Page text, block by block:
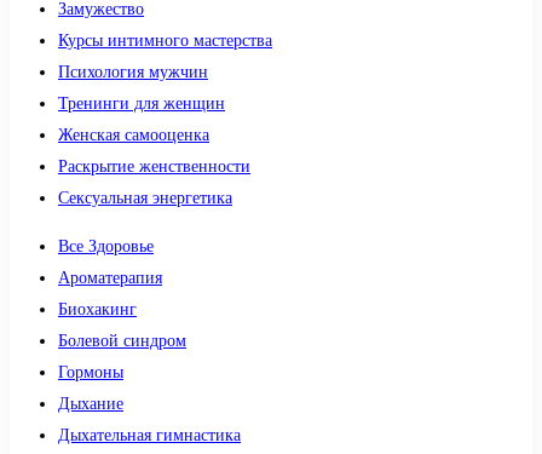
Замужество
Курсы интимного мастерства
Психология мужчин
Тренинги для женщин
Женская самооценка
Раскрытие женственности
Сексуальная энергетика
Все Здоровье
Ароматерапия
Биохакинг
Болевой синдром
Гормоны
Дыхание
Дыхательная гимнастика